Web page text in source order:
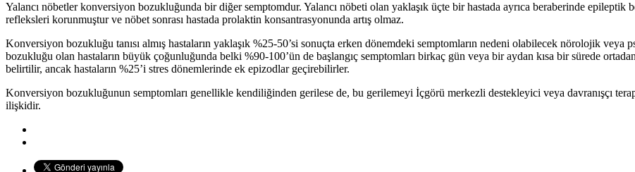
Yalancı nöbetler konversiyon bozukluğunda bir diğer semptomdur. Yalancı nöbeti olan yaklaşık üçte bir hastada ayrıca beraberinde epileptik
refleksleri korunmuştur ve nöbet sonrası hastada prolaktin konsantrasyonunda artış olmaz.
Konversiyon bozukluğu tanısı almış hastaların yaklaşık %25-50’si sonuçta erken dönemdeki semptomların nedeni olabilecek nörolojik veya
bozukluğu olan hastaların büyük çoğunluğunda belki %90-100’ün de başlangıç semptomları birkaç gün veya bir aydan kısa bir sürede
belirtilir, ancak hastaların %25’i stres dönemlerinde ek epizodlar geçirebilirler.
Konversiyon bozukluğunun semptomları genellikle kendiliğinden gerilese de, bu gerilemeyi İçgörü merkezli destekleyici veya davranışçı
ilişkidir.